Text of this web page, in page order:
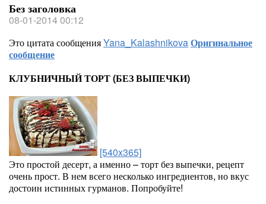
Без заголовка
08-01-2014 00:12
Это цитата сообщенияYana_KalashnikovaОригинальное
сообщение
КЛУБНИЧНЫЙ ТОРТ (БЕЗ ВЫПЕЧКИ)
[540x365]
Это простой десерт, а именно – торт без выпечки, рецепт
очень прост. В нем всего несколько ингредиентов, но вкус
достоин истинных гурманов. Попробуйте!